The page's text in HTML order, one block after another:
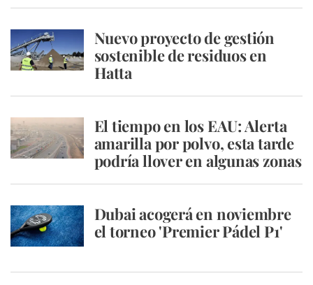
Nuevo proyecto de gestión
sostenible de residuos en
Hatta
El tiempo en los EAU: Alerta
amarilla por polvo, esta tarde
podría llover en algunas zonas
Dubai acogerá en noviembre
el torneo 'Premier Pádel P1'